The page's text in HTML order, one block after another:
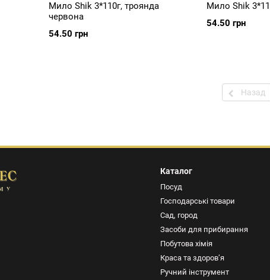
Мило Shik 3*110г, троянда
червона
54.50 грн
Мило Shik
54.50 грн
Назад
Каталог
Посуд
Господарські товари
Сад, город
Засоби для прибирання
Побутова хімія
Краса та здоров’я
Ручний інструмент